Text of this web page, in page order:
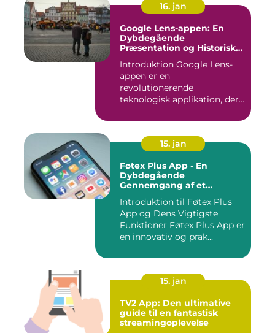
16. jan
Google Lens-appen: En
Dybdegående
Præsentation og Historisk
Introduktion Google Lens-
appen er en
revolutionerende
teknologisk applikation, der
15. jan
Føtex Plus App - En
Dybdegående
Gennemgang af et
Indkøbsoplevelse
Introduktion til Føtex Plus
App og Dens Vigtigste
Funktioner Føtex Plus App er
en innovativ og prak...
15. jan
TV2 App: Den ultimative
guide til en fantastisk
streamingoplevelse